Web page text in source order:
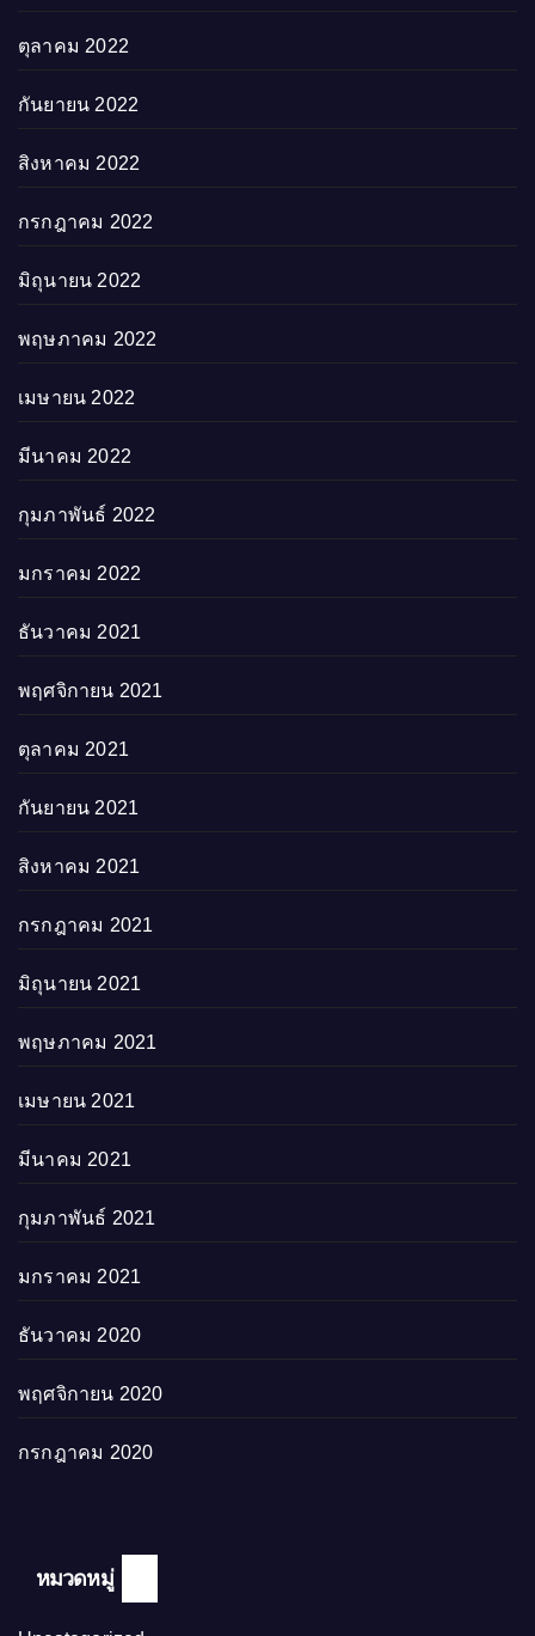
ตุลาคม 2022
กันยายน 2022
สิงหาคม 2022
กรกฎาคม 2022
มิถุนายน 2022
พฤษภาคม 2022
เมษายน 2022
มีนาคม 2022
กุมภาพันธ์ 2022
มกราคม 2022
ธันวาคม 2021
พฤศจิกายน 2021
ตุลาคม 2021
กันยายน 2021
สิงหาคม 2021
กรกฎาคม 2021
มิถุนายน 2021
พฤษภาคม 2021
เมษายน 2021
มีนาคม 2021
กุมภาพันธ์ 2021
มกราคม 2021
ธันวาคม 2020
พฤศจิกายน 2020
กรกฎาคม 2020
หมวดหมู่